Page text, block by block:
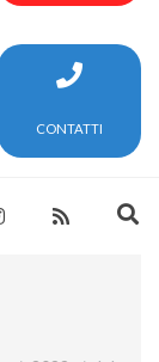
CONTATTI